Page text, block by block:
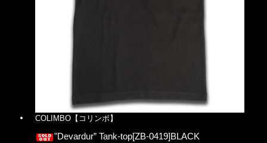
COLIMBO【コリンボ】
"Devardur” Tank-top[ZB-0419]BLACK